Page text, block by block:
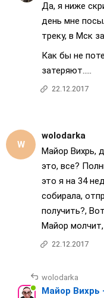
Да, я ниже
день мне
треку, в Мск
Как бы не
затеряют.....
22.12.2017
wolodarka
Майор Вихрь,
это, все?
это я на 34
собирала,
получить?,
Майор
22.12.2017
wolodarka
Майор